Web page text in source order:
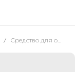
Средство для обработки ногтей и кожи стоп - PodiaFarm